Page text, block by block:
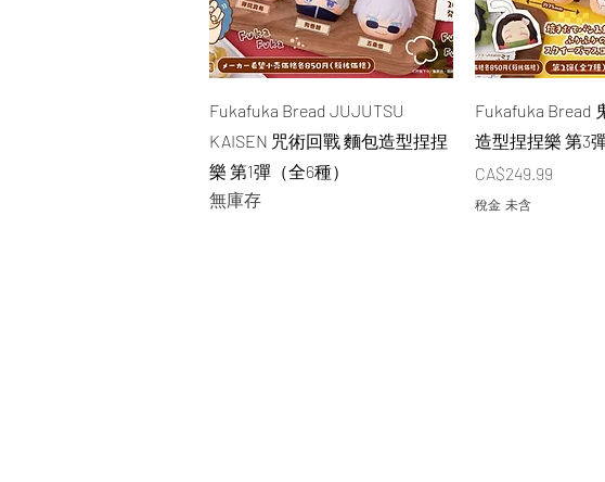
快速瀏覽
Fukafuka Bread JUJUTSU
KAISEN 咒術回戰 麵包造型捏捏
樂 第1彈（全6種）
無庫存
快速
Fukafuka Bread
造型捏捏樂 第3
價格
CA$249.99
稅金 未含